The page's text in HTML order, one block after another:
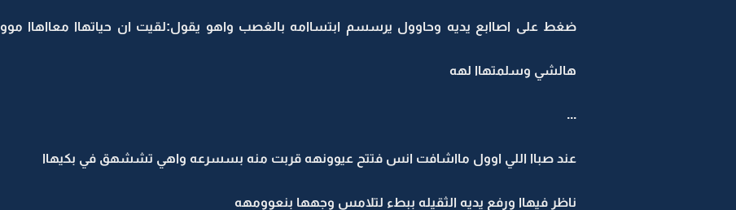
ضغط على اصاابع يديه وحاوول يرسسم ابتساامه بالغصب واهو يقول:لقيت ان حياتهاا معااهاا
هالشي وسلمتهاا لهه
...
عند صباا اللي اوول مااشافت انس فتتح عيوونهه قربت منه بسسرعه واهي تششهق في بكيهاا
ناظر فيهاا ورفع يديه الثقيله ببطء لتلامس وجهها بنعوومهه